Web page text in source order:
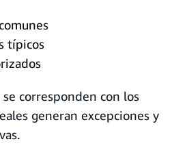
típicos
corresponden con los
generan excepciones y